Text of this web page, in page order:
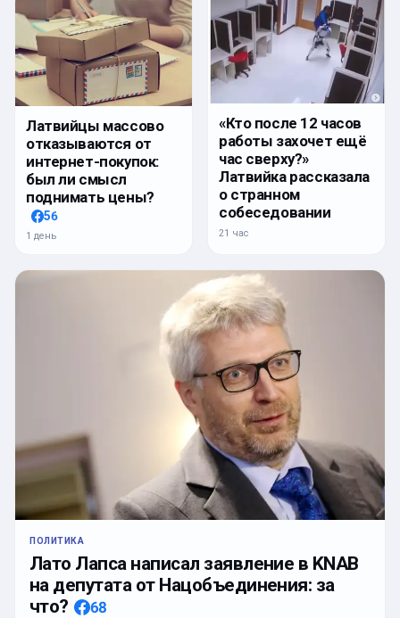
Латвийцы массово
отказываются от
интернет-покупок:
был ли смысл
поднимать цены?
56
1 день
«Кто после 12 часов
работы захочет ещё
час сверху?»
Латвийка рассказала
о странном
собеседовании
21 час
ПОЛИТИКА
Лато Лапса написал заявление в KNAB
на депутата от Нацобъединения: за
что?
68